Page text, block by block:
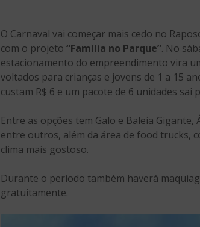
O Carnaval vai começar mais cedo no
com o projeto “Família no Parque”. No
estacionamento do empreendimento vira
voltados para crianças e jovens de 1 a 15
custam R$ 6 e um pacote de 6 unidades sai
Entre as opções tem Galo e Baleia
entre outros, além da área de food trucks,
clima mais gostoso.
Durante o período também haverá
gratuitamente.